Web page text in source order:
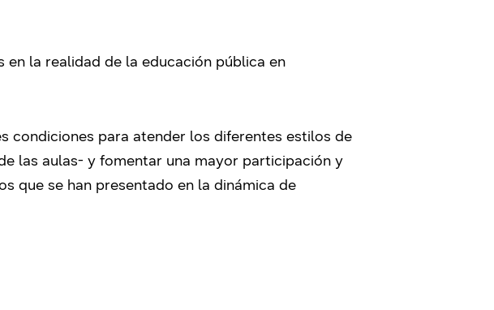
la realidad de la educación pública en
condiciones para atender los diferentes estilos de
las aulas- y fomentar una mayor participación y
que se han presentado en la dinámica de